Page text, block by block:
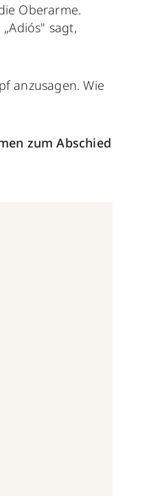
Oberarme.
sagt,
anzusagen. Wie
zum Abschied